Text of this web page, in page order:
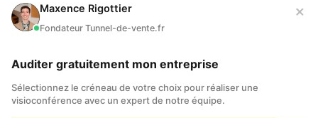
mais c’est quelqu’un qui a énormément
regardez cette vidéo, je pense que vous avez
acquis à la réussite. En tout cas, ce n’est pas un
Maxence Rigottier
Fondateur Tunnel-de-vente.fr
×
Auditer gratuitement mon entreprise
Sélectionnez le créneau de votre choix pour réaliser une
visioconférence avec un expert de notre équipe.